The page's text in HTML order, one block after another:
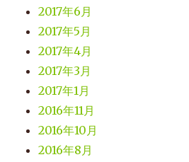
2017年6月
2017年5月
2017年4月
2017年3月
2017年1月
2016年11月
2016年10月
2016年8月